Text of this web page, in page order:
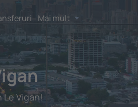
Mai mult
Vigan!